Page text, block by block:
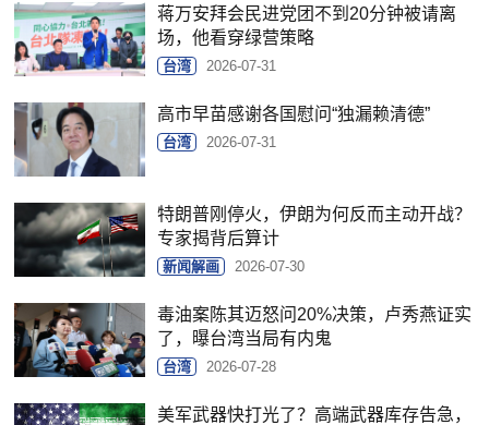
蒋万安拜会民进党团不到20分钟被请离
场，他看穿绿营策略
台湾 2026-07-31
高市早苗感谢各国慰问“独漏赖清德”
台湾 2026-07-31
特朗普刚停火，伊朗为何反而主动开战？
专家揭背后算计
新闻解画 2026-07-30
毒油案陈其迈怒问20%决策，卢秀燕证实
了，曝台湾当局有内鬼
台湾 2026-07-28
美军武器快打光了？高端武器库存告急，